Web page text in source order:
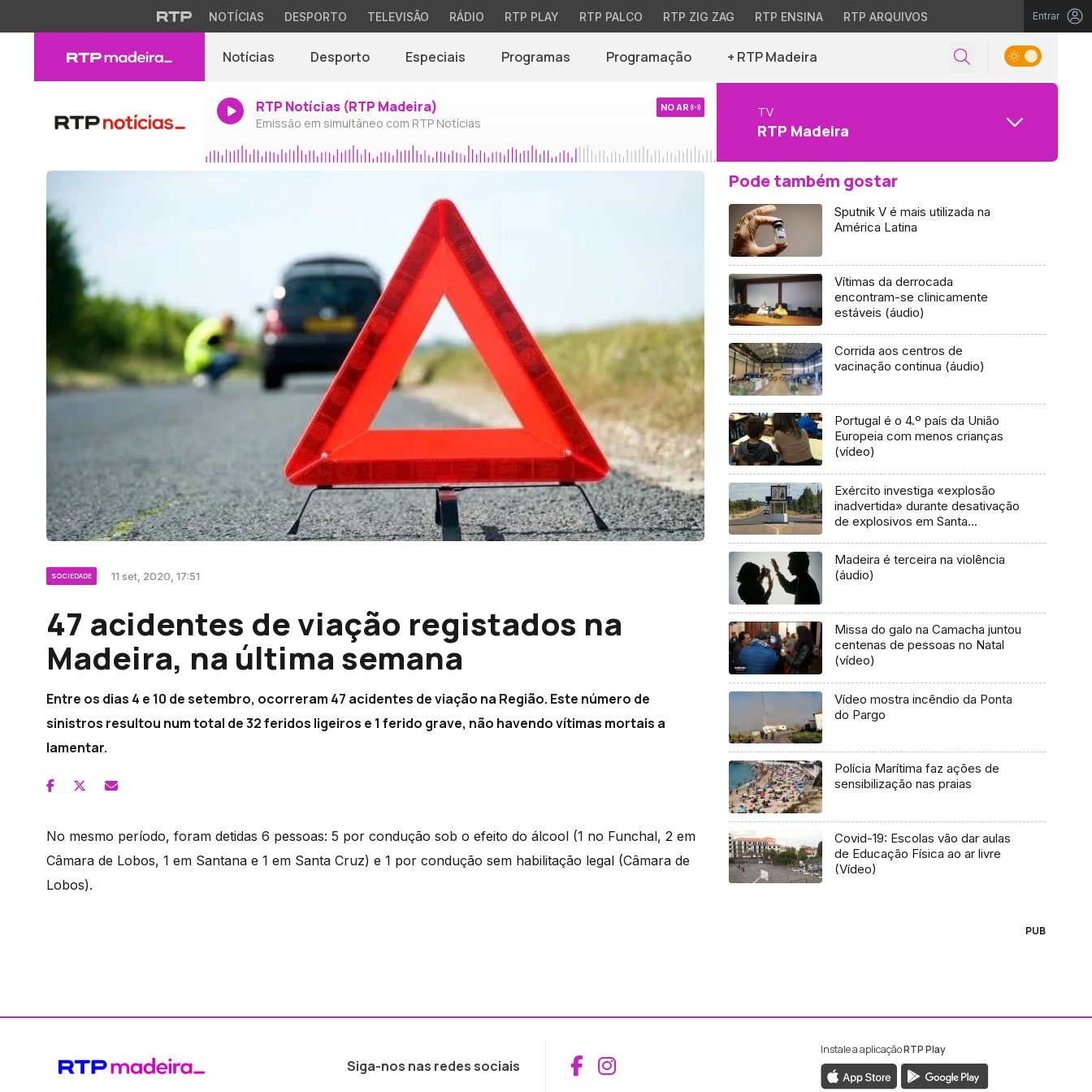
NOTÍCIAS DESPORTO TELEVISÃO RÁDIO RTP PLAY RTP PALCO RTP ZIG ZAG RTP ENSINA RTP ARQUIVOS Entrar
Notícias Desporto Especiais Programas Programação + RTP Madeira
RTP Notícias (RTP Madeira)
Emissão em simultâneo com RTP Notícias
NO AR TV
RTP Madeira
SOCIEDADE 11 set, 2020, 17:51
47 acidentes de viação registados na
Madeira, na última semana
Entre os dias 4 e 10 de setembro, ocorreram 47 acidentes de viação na Região. Este número de
sinistros resultou num total de 32 feridos ligeiros e 1 ferido grave, não havendo vítimas mortais a
lamentar.
No mesmo período, foram detidas 6 pessoas: 5 por condução sob o efeito do álcool (1 no Funchal, 2 em
Câmara de Lobos, 1 em Santana e 1 em Santa Cruz) e 1 por condução sem habilitação legal (Câmara de
Lobos).
Pode também gostar
Sputnik V é mais utilizada na
América Latina
Vítimas da derrocada
encontram-se clinicamente
estáveis (áudio)
Corrida aos centros de
vacinação continua (áudio)
Portugal é o 4.º país da União
Europeia com menos crianças
(vídeo)
Exército investiga «explosão
inadvertida» durante desativação
de explosivos em Santa
Madeira é terceira na violência
(áudio)
Missa do galo na Camacha juntou
centenas de pessoas no Natal
(vídeo)
Vídeo mostra incêndio da Ponta
do Pargo
Polícia Marítima faz ações de
sensibilização nas praias
Covid-19: Escolas vão dar aulas
de Educação Física ao ar livre
(Vídeo)
PUB
Siga-nos nas redes sociais Aceder ao Facebook da RTP Madeira
Aceder ao Instagram da RTP Madeira
Instale a aplicaçãoRTP Play